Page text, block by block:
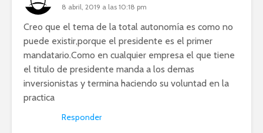
8 abril, 2019 a las 10:18 pm
Creo que el tema de la total autonomía es como no
puede existir,porque el presidente es el primer
mandatario.Como en cualquier empresa el que tiene
el titulo de presidente manda a los demas
inversionistas y termina haciendo su voluntad en la
practica
Responder